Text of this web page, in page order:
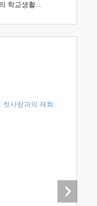
고양이 제제의 학교생활 1 : 초등학생이 이렇게 힘들 줄이야
사랑과의 재회